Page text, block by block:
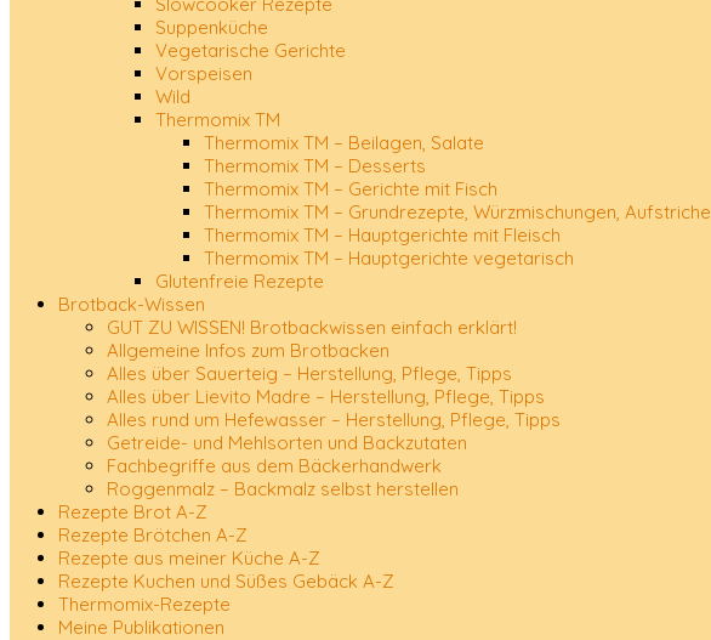
Suppenküche
Vegetarische Gerichte
Vorspeisen
Wild
Thermomix TM
Thermomix TM – Beilagen, Salate
Thermomix TM – Desserts
Thermomix TM – Gerichte mit Fisch
Thermomix TM – Grundrezepte, Würzmischungen, Aufstriche
Thermomix TM – Hauptgerichte mit Fleisch
Thermomix TM – Hauptgerichte vegetarisch
Glutenfreie Rezepte
Brotback-Wissen
GUT ZU WISSEN! Brotbackwissen einfach erklärt!
Allgemeine Infos zum Brotbacken
Alles über Sauerteig – Herstellung, Pflege, Tipps
Alles über Lievito Madre – Herstellung, Pflege, Tipps
Alles rund um Hefewasser – Herstellung, Pflege, Tipps
Getreide- und Mehlsorten und Backzutaten
Fachbegriffe aus dem Bäckerhandwerk
Roggenmalz – Backmalz selbst herstellen
Rezepte Brot A-Z
Rezepte Brötchen A-Z
Rezepte aus meiner Küche A-Z
Rezepte Kuchen und Süßes Gebäck A-Z
Thermomix-Rezepte
Meine Publikationen